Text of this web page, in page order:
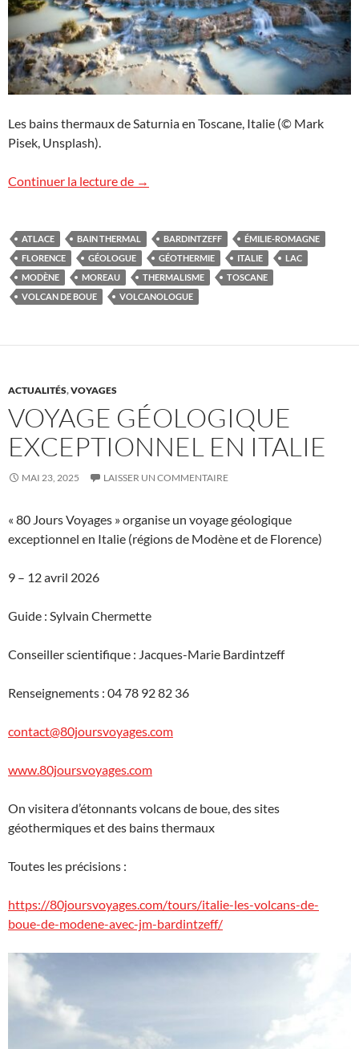
Les bains thermaux de Saturnia en Toscane, Italie (© Mark
Pisek, Unsplash).
Continuer la lecture de Voyage géologique exceptionnel en Italie
→
ATLACE BAIN THERMAL BARDINTZEFF
ÉMILIE-ROMAGNE
FLORENCE
GÉOLOGUE GÉOTHERMIE ITALIE
LAC
MODÈNE
MOREAU THERMALISME
TOSCANE
VOLCAN DE BOUE
VOLCANOLOGUE
ACTUALITÉS,VOYAGES
VOYAGE GÉOLOGIQUE
EXCEPTIONNEL EN ITALIE
MAI 23, 2025 LAISSER UN COMMENTAIRE
« 80 Jours Voyages » organise un voyage géologique
exceptionnel en Italie (régions de Modène et de Florence)
9 – 12 avril 2026
Guide : Sylvain Chermette
Conseiller scientifique : Jacques-Marie Bardintzeff
Renseignements : 04 78 92 82 36
contact@80joursvoyages.com
www.80joursvoyages.com
On visitera d’étonnants volcans de boue, des sites
géothermiques et des bains thermaux
Toutes les précisions :
https://80joursvoyages.com/tours/italie-les-volcans-de-
boue-de-modene-avec-jm-bardintzeff/